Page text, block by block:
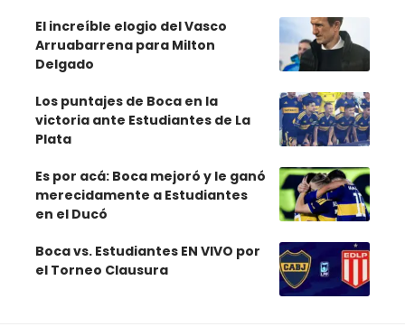
El increíble elogio del Vasco
Arruabarrena para Milton
Delgado
Los puntajes de Boca en la
victoria ante Estudiantes de La
Plata
Es por acá: Boca mejoró y le ganó
merecidamente a Estudiantes
en el Ducó
Boca vs. Estudiantes EN VIVO por
el Torneo Clausura